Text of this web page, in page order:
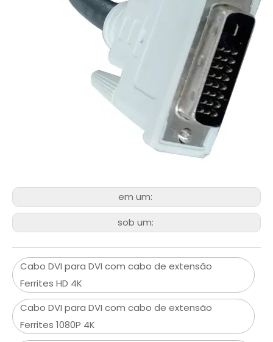
em um:
sob um:
Cabo DVI para DVI com cabo de extensão
Ferrites HD 4K
Cabo DVI para DVI com cabo de extensão
Ferrites 1080P 4K